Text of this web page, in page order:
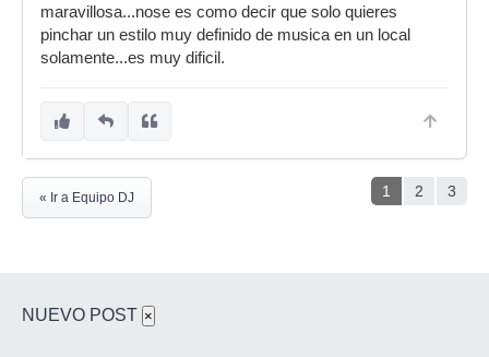
maravillosa...nose es como decir que solo quieres
pinchar un estilo muy definido de musica en un local
solamente...es muy dificil.
1 2 3
« Ir a Equipo DJ
NUEVO POST ×